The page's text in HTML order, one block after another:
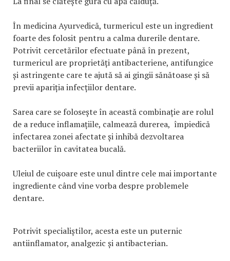
În medicina Ayurvedică, turmericul este un ingredient
foarte des folosit pentru a calma durerile dentare.
Potrivit cercetărilor efectuate până în prezent,
turmericul are proprietăți antibacteriene, antifungice
și astringente care te ajută să ai gingii sănătoase și să
previi apariția infecțiilor dentare.
Sarea care se folosește în această combinație are rolul
de a reduce inflamațiile, calmează durerea, împiedică
infectarea zonei afectate și inhibă dezvoltarea
bacteriilor în cavitatea bucală.
Uleiul de cuișoare este unul dintre cele mai importante
ingrediente când vine vorba despre problemele
dentare.
Potrivit specialiștilor, acesta este un puternic
antiinflamator, analgezic și antibacterian.